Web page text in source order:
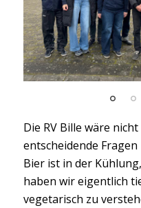
Die RV Bille wäre
entscheidende
Bier ist in der
haben wir eigentlich
vegetarisch zu